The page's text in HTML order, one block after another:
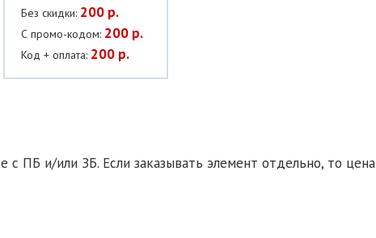
Без скидки: 200 р.
С промо-кодом: 200 р.
Код + оплата: 200 р.
с ПБ и/или ЗБ. Если заказывать элемент отдельно, то цена